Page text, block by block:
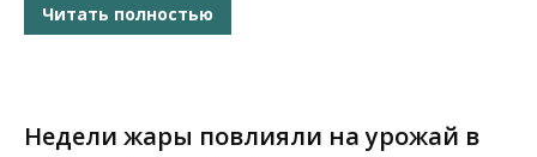
Читать полностью
Недели жары повлияли на урожай в